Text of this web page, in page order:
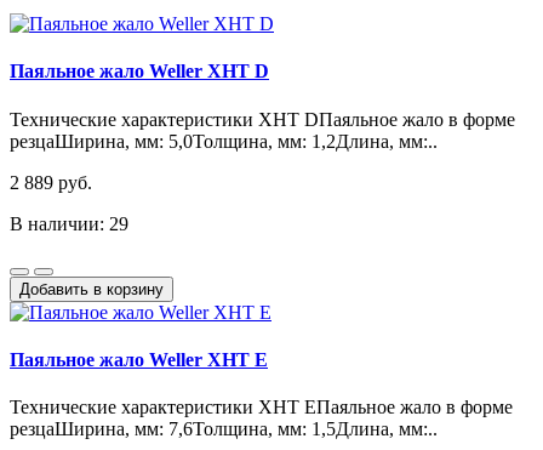
Паяльное жало Weller XHT D
Технические характеристики XHT DПаяльное жало в форме
резцаШирина, мм: 5,0Толщина, мм: 1,2Длина, мм:..
2 889 руб.
В наличии: 29
Добавить в корзину
Паяльное жало Weller XHT E
Технические характеристики XHT EПаяльное жало в форме
резцаШирина, мм: 7,6Толщина, мм: 1,5Длина, мм:..